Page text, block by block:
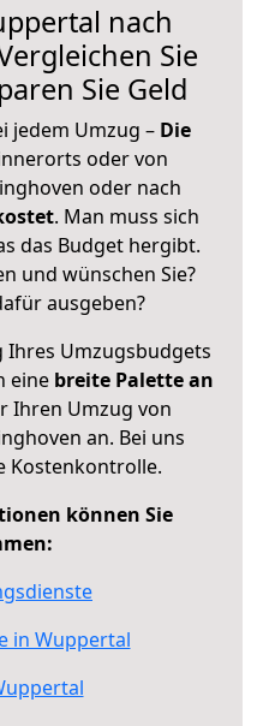
nach
Sie
Sie Geld
jedem Umzug – Die
oder von
oder nach
. Man muss sich
das Budget hergibt.
und wünschen Sie?
ausgeben?
Ihres Umzugsbudgets
eine breite Palette an
Ihren Umzug von
an. Bei uns
Kostenkontrolle.
können Sie
in Wuppertal